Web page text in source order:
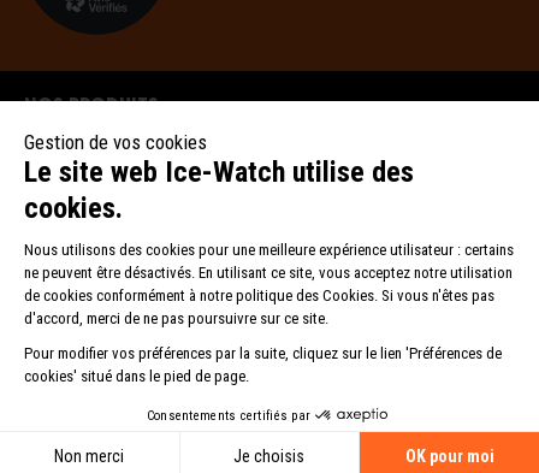
Nos produits
Nos collections
Ice-Watch
©2025 BEWATCH srl. Tous droits réservés.